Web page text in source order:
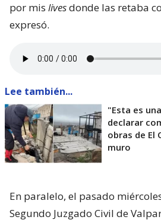
por mis livesdonde las retaba
expresó.
Lee también...
"Esta es
declarar
obras de El
muro
En paralelo, el pasado
Segundo Juzgado Civil de